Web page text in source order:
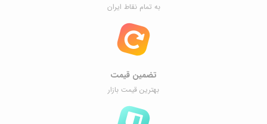
به تمام نقاط ایران
تضمین قیمت
بهترین قیمت بازار